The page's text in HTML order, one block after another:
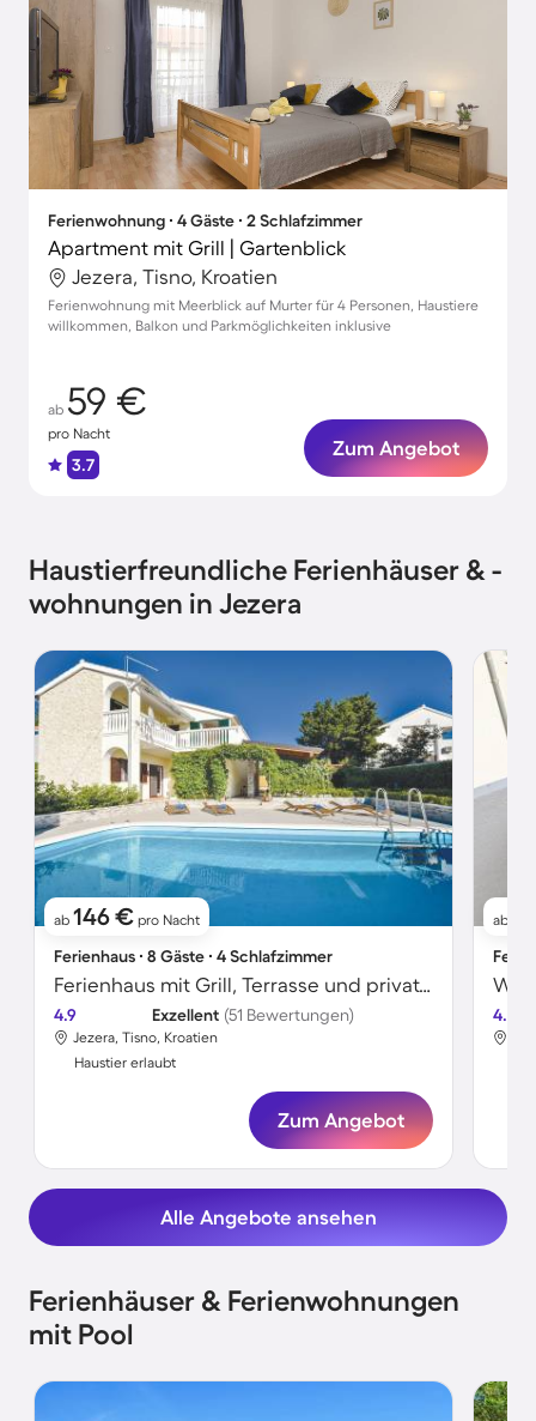
Ferienwohnung ∙ 4 Gäste ∙ 2 Schlafzimmer
Apartment mit Grill | Gartenblick
Jezera, Tisno, Kroatien
Ferienwohnung mit Meerblick auf Murter für 4 Personen, Haustiere
willkommen, Balkon und Parkmöglichkeiten inklusive
ab 59 €
pro Nacht
3.7
Zum Angebot
Haustierfreundliche Ferienhäuser & -
wohnungen in Jezera
ab 146 € pro Nacht
Ferienhaus ∙ 8 Gäste ∙ 4 Schlafzimmer
Ferienhaus mit Grill, Terrasse und privatem Pool
4.9 Exzellent (51 Bewertungen)
Jezera, Tisno, Kroatien
Haustier erlaubt
Zum Angebot
ab
4.5
Alle Angebote ansehen
Ferienhäuser & Ferienwohnungen
mit Pool